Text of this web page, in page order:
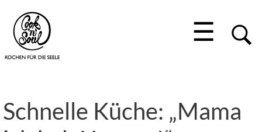
☰
Schnelle Küche: „Mama